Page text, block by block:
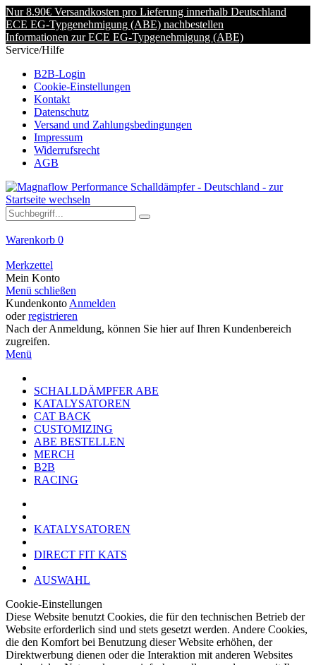
Nur 8.90€ Versandkosten pro Lieferung innerhalb Deutschland
ECE EG-Typgenehmigung (ABE) nachbestellen
Informationen zur ECE EG-Typgenehmigung (ABE)
Service/Hilfe
B2B-Login
Cookie-Einstellungen
Kontakt
Datenschutz
Versand und Zahlungsbedingungen
Impressum
Widerrufsrecht
AGB
Warenkorb 0
Merkzettel
Mein Konto
Menü schließen
Kundenkonto Anmelden
oderregistrieren
Nach der Anmeldung, können Sie hier auf Ihren Kundenbereich
zugreifen.
Menü
SCHALLDÄMPFER ABE
KATALYSATOREN
CAT BACK
CUSTOMIZING
ABE BESTELLEN
MERCH
B2B
RACING
KATALYSATOREN
DIRECT FIT KATS
AUSWAHL
Cookie-Einstellungen
Diese Website benutzt Cookies, die für den technischen Betrieb der
Website erforderlich sind und stets gesetzt werden. Andere Cookies,
die den Komfort bei Benutzung dieser Website erhöhen, der
Direktwerbung dienen oder die Interaktion mit anderen Websites